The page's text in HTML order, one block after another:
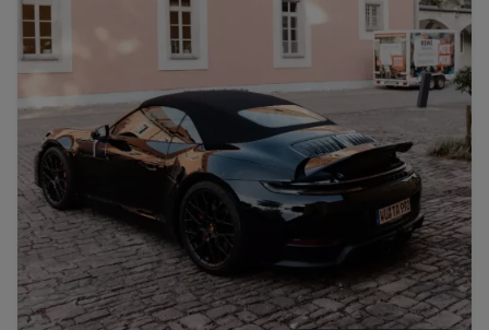
Dodge
Bentley Rolls Royce Aston Martin
Bugatti Maserati